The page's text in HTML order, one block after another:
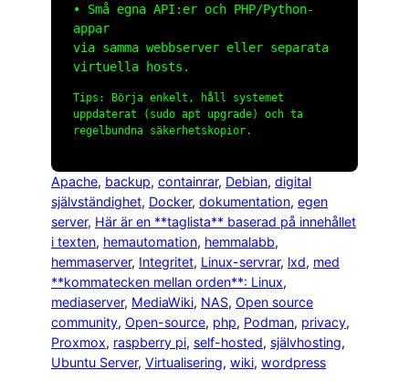
• Små egna API:er och PHP/Python-
appar
via samma webbserver eller separata
virtuella hosts.
Tips: Börja enkelt, håll systemet
uppdaterat ( sudo apt upgrade) och ta
regelbundna säkerhetskopior.
Apache, backup, containrar, Debian, digital
självständighet, Docker, dokumentation, egen
server, Här är en **taglista** baserad på innehållet
i texten, hemautomation, hemmalabb
hemmaserver, Integritet, Linux-servrar, lxd, med
**kommatecken mellan orden**: Linux
mediaserver, MediaWiki, NAS, Open source
community, Open-source, php, Podman, privacy
Proxmox, raspberry pi, self-hosted, självhosting
Ubuntu Server, Virtualisering, wiki, wordpress